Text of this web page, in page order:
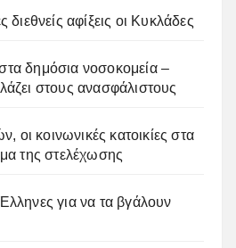
αφίξεις οι Κυκλάδες
δημόσια νοσοκομεία –
στους ανασφάλιστους
οι κοινωνικές κατοικίες στα
της στελέχωσης
για να τα βγάλουν